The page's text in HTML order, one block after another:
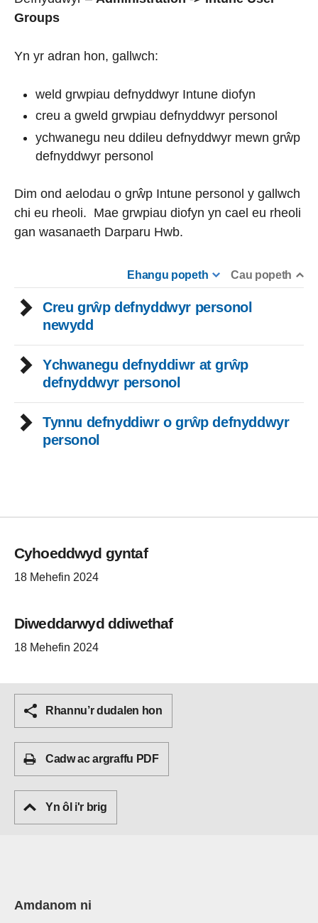
Groups
Yn yr adran hon, gallwch:
weld grwpiau defnyddwyr Intune diofyn
creu a gweld grwpiau defnyddwyr personol
ychwanegu neu ddileu defnyddwyr mewn grŵp
defnyddwyr personol
Dim ond aelodau o grŵp Intune personol y gallwch
chi eu rheoli. Mae grwpiau diofyn yn cael eu rheoli
gan wasanaeth Darparu Hwb.
Ehangu popeth Cau popeth
Creu grŵp defnyddwyr personol
newydd
Ychwanegu defnyddiwr at grŵp
defnyddwyr personol
Tynnu defnyddiwr o grŵp defnyddwyr
personol
Cyhoeddwyd gyntaf
18 Mehefin 2024
Diweddarwyd ddiwethaf
18 Mehefin 2024
Rhannu’r dudalen hon
Cadw ac argraffu PDF
Yn ôl i'r brig
Amdanom ni